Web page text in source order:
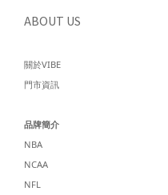
ABOUT US
關於VIBE
門市資訊
品牌簡介
NBA
NCAA
NFL